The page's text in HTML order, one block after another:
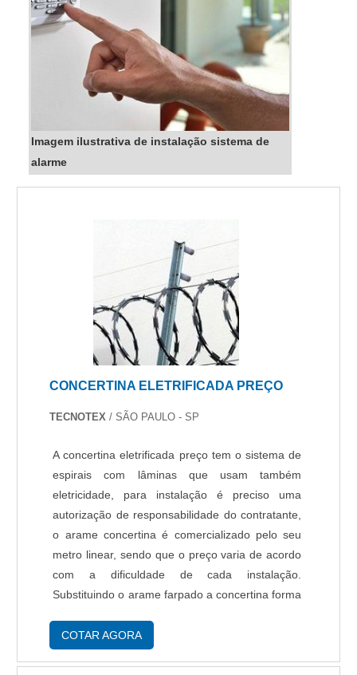
Imagem ilustrativa de instalação sistema de
alarme
CONCERTINA ELETRIFICADA PREÇO
TECNOTEX / SÃO PAULO - SP
A concertina eletrificada preço tem o sistema de
espirais com lâminas que usam também
eletricidade, para instalação é preciso uma
autorização de responsabilidade do contratante,
o arame concertina é comercializado pelo seu
metro linear, sendo que o preço varia de acordo
com a dificuldade de cada instalação.
Substituindo o arame farpado a concertina forma
espiralado possuindo lâminas penetrantes, c....
COTAR AGORA